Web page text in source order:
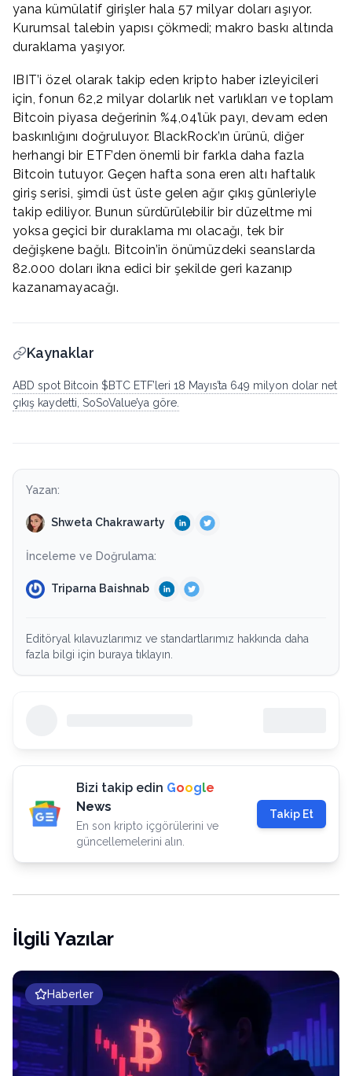
yana kümülatif girişler hala 57 milyar doları aşıyor.
Kurumsal talebin yapısı çökmedi; makro baskı altında
duraklama yaşıyor.
IBIT’i özel olarak takip eden kripto haber izleyicileri
için, fonun 62,2 milyar dolarlık net varlıkları ve toplam
Bitcoin piyasa değerinin %4,04’lük payı, devam eden
baskınlığını doğruluyor. BlackRock’ın ürünü, diğer
herhangi bir ETF’den önemli bir farkla daha fazla
Bitcoin tutuyor. Geçen hafta sona eren altı haftalık
giriş serisi, şimdi üst üste gelen ağır çıkış günleriyle
takip ediliyor. Bunun sürdürülebilir bir düzeltme mi
yoksa geçici bir duraklama mı olacağı, tek bir
değişkene bağlı. Bitcoin’in önümüzdeki seanslarda
82.000 doları ikna edici bir şekilde geri kazanıp
kazanamayacağı.
Kaynaklar
ABD spot Bitcoin $BTC ETF’leri 18 Mayıs’ta 649 milyon dolar net
çıkış kaydetti, SoSoValue’ya göre.
Yazan:
Shweta Chakrawarty
İnceleme ve Doğrulama:
Triparna Baishnab
Editöryal kılavuzlarımız ve standartlarımız hakkında daha
fazla bilgi için buraya tıklayın.
Bizi takip edin Google
News
En son kripto içgörülerini ve
güncellemelerini alın.
Takip Et
İlgili Yazılar
Haberler